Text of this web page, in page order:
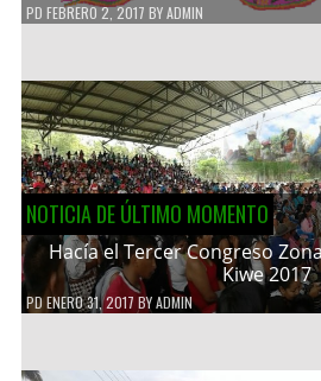
PD FEBRERO 2, 2017 BYADMIN
NOTICIA DE ÚLTIMO MOMENTO
Hacía el Tercer Congreso
Kiwe 2017
PDENERO 31, 2017 BYADMIN